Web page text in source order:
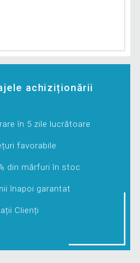
achiziționării
în 5 zile lucrătoare
favorabile
din mărfuri în stoc
înapoi garantat
Clienți